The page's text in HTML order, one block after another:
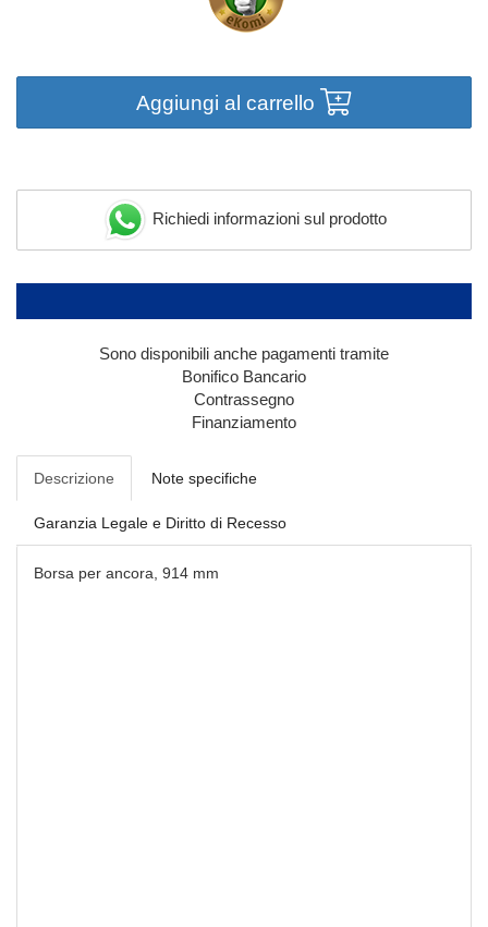
Aggiungi al carrello
Richiedi informazioni sul prodotto
Sono disponibili anche pagamenti tramite
Bonifico Bancario
Contrassegno
Finanziamento
Descrizione Note specifiche
Garanzia Legale e Diritto di Recesso
Borsa per ancora, 914 mm